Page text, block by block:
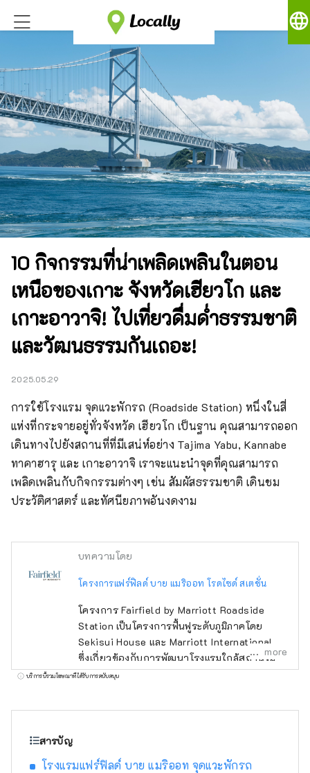
language
10 กิจกรรมที่น่าเพลิดเพลินในตอน
เหนือของเกาะ จังหวัดเฮียวโก และ
เกาะอาวาจิ! ไปเที่ยวดื่มด่ำธรรมชาติ
และวัฒนธรรมกันเถอะ!
2025.05.29
การใช้โรงแรม จุดแวะพักรถ (Roadside Station) หนึ่งในสี่
แห่งที่กระจายอยู่ทั่วจังหวัด เฮียวโก เป็นฐาน คุณสามารถออก
เดินทางไปยังสถานที่ที่มีเสน่ห์อย่าง Tajima Yabu, Kannabe
ทาคาฮารุ และ เกาะอาวาจิ เราจะแนะนำจุดที่คุณสามารถ
เพลิดเพลินกับกิจกรรมต่างๆ เช่น สัมผัสธรรมชาติ เดินชม
ประวัติศาสตร์ และทัศนียภาพอันงดงาม
บทความโดย
โครงการแฟร์ฟิลด์ บาย แมริออท โรดไซด์ สเตชั่น
โครงการ Fairfield by Marriott Roadside
Station เป็นโครงการฟื้นฟูระดับภูมิภาคโดย
Sekisui House และ Marriott International
ซึ่งเกี่ยวข้องกับการพัฒนาโรงแรมใกล้สถานีริม
ถนนทั่วประเทศ ตั้งแต่ฮอกไกโดไปจนถึงคิวชู เรา
ความคุ้นเคยกับพื้นที่นั้นๆ และจะแนะนำข้อมูลตาม
more
บริการนี้รวมโฆษณาที่ได้รับการสนับสนุน
สารบัญ
โรงแรมแฟร์ฟิลด์ บาย แมริออท จุดแวะพักรถ